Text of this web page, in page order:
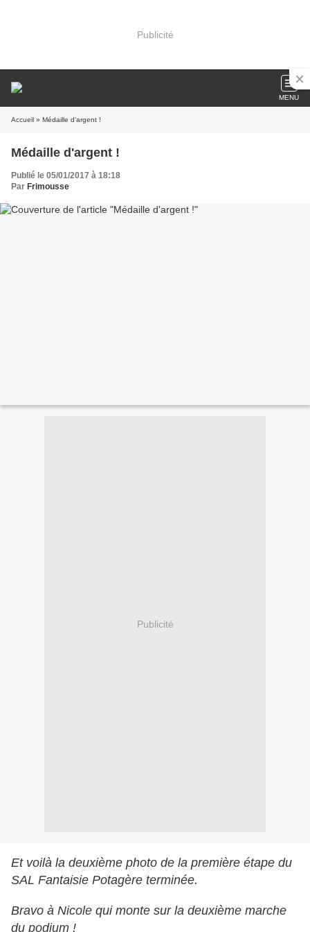
Publicité
MENU
Accueil » Médaille d'argent !
Médaille d'argent !
Publié le 05/01/2017 à 18:18
Par Frimousse
Publicité
Et voilà la deuxième photo de la première étape du
SAL Fantaisie Potagère terminée.
Bravo à Nicole qui monte sur la deuxième marche
du podium !